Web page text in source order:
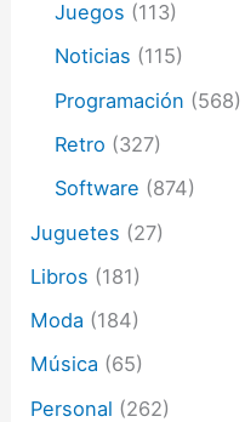
Juegos (113)
Noticias (115)
Programación (568)
Retro (327)
Software (874)
Juguetes (27)
Libros (181)
Moda (184)
Música (65)
Personal (262)